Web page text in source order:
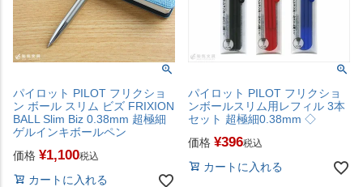
パイロット PILOT フリクショ
ン ボール スリム ビズ FRIXION
BALL Slim Biz 0.38mm 超極細
ゲルインキボールペン
価格 ¥1,100税込
カートに入れる
パイロット PILOT フリクショ
ンボールスリム用レフィル 3本
セット 超極細0.38mm ◇
価格 ¥396税込
カートに入れる